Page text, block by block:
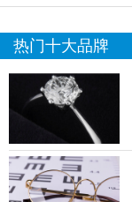
热门十大品牌